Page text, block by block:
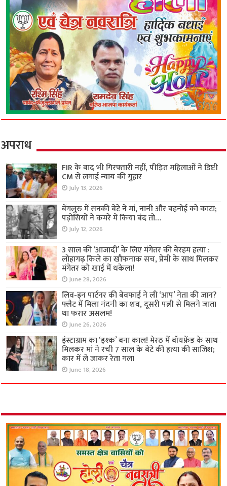
अपराध
FIR के बाद भी गिरफ्तारी नहीं, पीड़ित महिलाओं ने डिप्टी
CM से लगाई न्याय की गुहार
July 13, 2026
बेंगलुरु में सनकी बेटे ने मां, नानी और बहनोई को काटा;
पड़ोसियों ने कमरे में किया बंद तो…
July 12, 2026
3 साल की ‘आजादी’ के लिए मंगेतर की बेरहम हत्या :
लोहागढ़ किले का खौफनाक सच, प्रेमी के साथ मिलकर
मंगेतर को खाई में धकेला!
June 28, 2026
लिव-इन पार्टनर की बेवफाई ने ली ‘आप’ नेता की जान?
फ्लैट में मिला नंदनी का शव, दूसरी पत्नी से मिलने जाता
था फरार असलम!
June 26, 2026
इंस्टाग्राम का ‘इश्क’ बना काल! मेरठ में बॉयफ्रेंड के साथ
मिलकर मां ने रची 7 साल के बेटे की हत्या की साजिश;
कार में ले जाकर रेता गला
June 18, 2026